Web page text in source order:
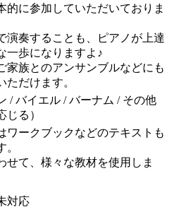
的に参加していただいておりま
演奏することも、ピアノが上達
一歩になりますよ♪
家族とのアンサンブルなどにも
ただけます。
/ バイエル / バーナム / その他
じる）
ワークブックなどのテキストも
。
せて、様々な教材を使用しま
対応